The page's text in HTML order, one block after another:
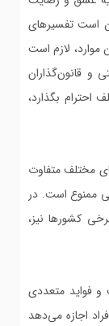
است تفسیرهای
موارد، لازم است
و قانون‌گذاران
بگذارد،
مختلف متفاوت
ممنوع است. در
کشورها نیز،
فواید متعددی
اجازه می‌دهد